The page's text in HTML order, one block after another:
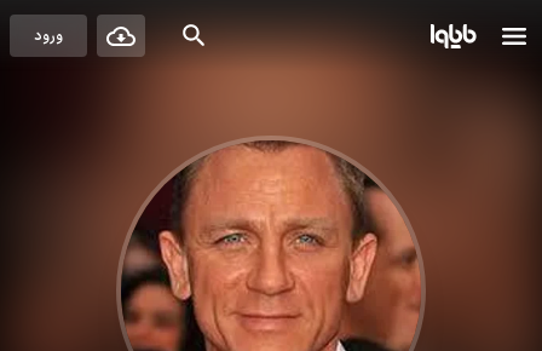
ورود